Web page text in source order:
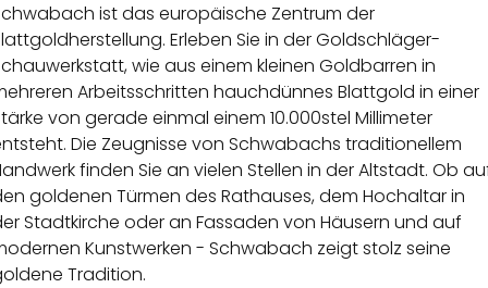
ist das europäische Zentrum der
Erleben Sie in der Goldschläger-
wie aus einem kleinen Goldbarren in
Arbeitsschritten hauchdünnes Blattgold in einer
von gerade einmal einem 10.000stel Millimeter
Die Zeugnisse von Schwabachs traditionellem
finden Sie an vielen Stellen in der Altstadt. Ob
goldenen Türmen des Rathauses, dem Hochaltar in
Stadtkirche oder an Fassaden von Häusern und auf
Kunstwerken - Schwabach zeigt stolz seine
Tradition.